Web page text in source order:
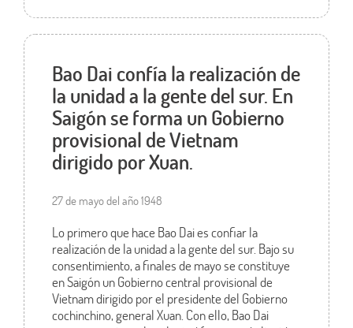
Bao Dai confía la realización de
la unidad a la gente del sur. En
Saigón se forma un Gobierno
provisional de Vietnam
dirigido por Xuan.
27 de mayo del año 1948
Lo primero que hace Bao Dai es confiar la
realización de la unidad a la gente del sur. Bajo su
consentimiento, a finales de mayo se constituye
en Saigón un Gobierno central provisional de
Vietnam dirigido por el presidente del Gobierno
cochinchino, general Xuan. Con ello, Bao Dai